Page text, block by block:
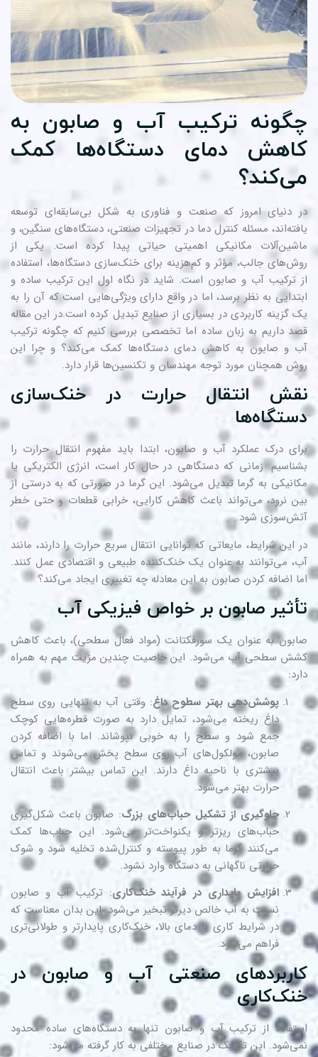
ترکیب آب و صابون به
دمای دستگاه‌ها کمک
دنیای امروز که صنعت و فناوری به شکل بی‌سابقه‌ای توسعه
مسئله کنترل دما در تجهیزات صنعتی، دستگاه‌های سنگین، و
مکانیکی اهمیتی حیاتی پیدا کرده است. یکی از
جالب، مؤثر و کم‌هزینه برایخنک‌سازی دستگاه‌ها، استفاده
ترکیب آب و صابون است. شاید در نگاه اول این ترکیب ساده و
به نظر برسد، اما در واقع دارای ویژگی‌هایی است که آن را به
گزینه کاربردی در بسیاری از صنایع تبدیل کرده است.در این مقاله
داریم به زبان ساده اما تخصصی بررسی کنیم که چگونه ترکیب
و صابون به کاهش دمای دستگاه‌ها کمک می‌کند؟ و چرا این
همچنان مورد توجه مهندسان و تکنسین‌ها قرار دارد.
انتقال حرارت در خنک‌سازی
درک عملکرد آب و صابون، ابتدا باید مفهوم انتقال حرارت را
زمانی که دستگاهی در حال کار است، انرژی الکتریکی یا
به گرما تبدیل می‌شود. این گرما در صورتی که به درستی از
نرود، می‌تواند باعث کاهش کارایی، خرابی قطعات و حتی خطر
شود.
این شرایط، مایعاتی که توانایی انتقال سریع حرارت را دارند، مانند
می‌توانند به عنوان یک خنک‌کننده طبیعی و اقتصادی عمل کنند.
اضافه کردن صابون به این معادله چه تغییری ایجاد می‌کند؟
صابون بر خواص فیزیکی آب
به عنوان یک سورفکتانت (مواد فعال سطحی)، باعث کاهش
سطحی آب می‌شود. این خاصیت چندین مزیت مهم به همراه
پوشش‌دهی بهتر سطوح داغ: وقتی آب به تنهایی روی سطح
داغ ریخته می‌شود، تمایل دارد به صورت قطره‌هایی کوچک
جمع شود و سطح را به خوبی نپوشاند. اما با اضافه کردن
صابون، مولکول‌های آب روی سطح پخش می‌شوند و تماس
بیشتری با ناحیه داغ دارند. این تماس بیشتر باعث انتقال
حرارت بهتر می‌شود.
جلوگیری از تشکیل حباب‌های بزرگ: صابون باعث شکل‌گیری
حباب‌های ریزتر و یکنواخت‌تر می‌شود. این حباب‌ها کمک
می‌کنند گرما به طور پیوسته و کنترل‌شده تخلیه شود و شوک
حرارتی ناگهانی به دستگاه وارد نشود.
افزایش پایداری در فرآیند خنک‌کاری: ترکیب آب و صابون
نسبت به آب خالص دیرتر تبخیر می‌شود. این بدان معناست که
در شرایط کاری با دمای بالا، خنک‌کاری پایدارتر و طولانی‌تری
فراهم می‌شود.
صنعتی آب و صابون در
از ترکیب آب و صابون تنها به دستگاه‌های ساده محدود
این تکنیک در صنایع مختلفی به کار گرفته می‌شود: